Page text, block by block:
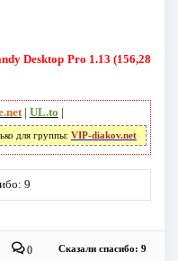
Desktop Pro 1.13 (156,28
| UL.to |
для группы: VIP-diakov.net
9
0 Сказали спасибо: 9